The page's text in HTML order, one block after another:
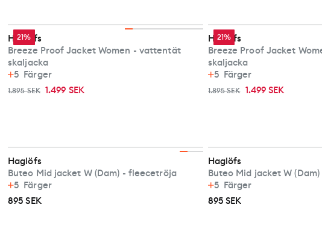
21%
Haglöfs
Breeze Proof Jacket Women - vattentät
skaljacka
5 Färger
1.895 SEK 1.499 SEK
21%
Haglöfs
Breeze Proof Jacket
skaljacka
5 Färger
1.895 SEK 1.499 SEK
Haglöfs
Buteo Mid jacket W (Dam) - fleecetröja
5 Färger
895 SEK
Haglöfs
Buteo Mid jacket W
5 Färger
895 SEK